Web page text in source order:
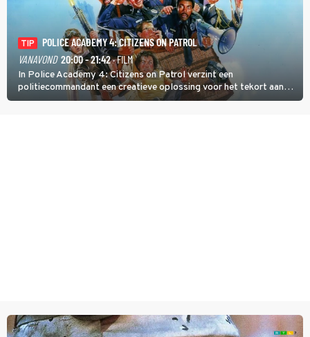
TIP
POLICE ACADEMY 4: CITIZENS ON PATROL
VANAVOND 20:00 - 21:42· FILM
In Police Academy 4: Citizens on Patrol verzint een
politiecommandant een creatieve oplossing voor het tekort aan
agenten.